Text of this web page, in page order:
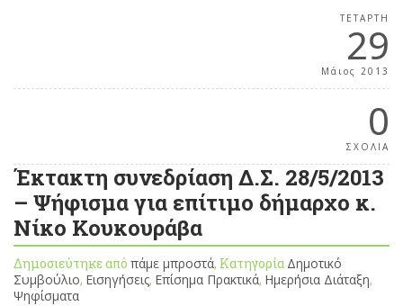
ΤΕΤΆΡΤΗ
29
Μάιος 2013
0
ΣΧΟΛΙΑ
Έκτακτη συνεδρίαση Δ.Σ. 28/5/2013
– Ψήφισμα για επίτιμο δήμαρχο κ.
Νίκο Κουκουράβα
Δημοσιεύτηκε από πάμε μπροστά, Κατηγορία Δημοτικό
Συμβούλιο, Εισηγήσεις, Επίσημα Πρακτικά, Ημερήσια Διάταξη,
Ψηφίσματα